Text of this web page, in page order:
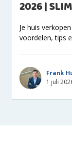
2026 |
Je huis
voordelen, tips
Frank
1 juli